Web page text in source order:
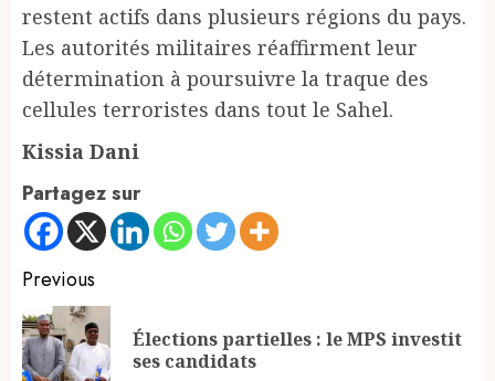
restent actifs dans plusieurs régions du pays.
Les autorités militaires réaffirment leur
détermination à poursuivre la traque des
cellules terroristes dans tout le Sahel.
Kissia Dani
Partagez sur
Continue
Reading
Previous
Élections partielles : le MPS investit
ses candidats